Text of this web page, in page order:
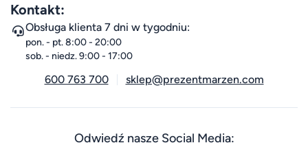
Kontakt:
Obsługa klienta 7 dni w tygodniu:
pon. - pt. 8:00 - 20:00
sob. - niedz. 9:00 - 17:00
600 763 700 sklep@prezentmarzen.com
Odwiedź nasze Social Media: